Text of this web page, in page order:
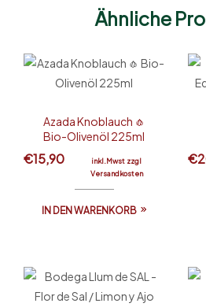
Ähnliche
Azada Knoblauch 🧄
Bio-Olivenöl 225ml
€15,90
inkl.Mwst zzgl
Versandkosten
IN DEN WARENKORB
€